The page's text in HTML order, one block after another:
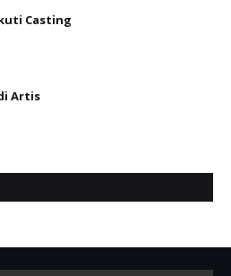
Casting
Artis